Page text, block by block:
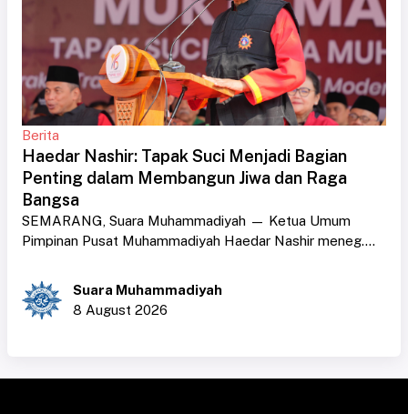
Berita
Haedar Nashir: Tapak Suci Menjadi Bagian
Penting dalam Membangun Jiwa dan Raga
Bangsa
SEMARANG, Suara Muhammadiyah — Ketua Umum
Pimpinan Pusat Muhammadiyah Haedar Nashir meneg....
Suara Muhammadiyah
8 August 2026